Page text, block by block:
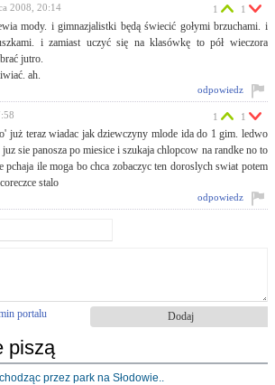
2008, 20:14
mody. i gimnazjalistki będą świecić gołymi brzuchami. i
i zamiast uczyć się na klasówkę to pół wieczora
jutro.
ah.
1 1
odpowiedz
już teraz wiadac jak dziewczyny mlode ida do 1 gim. ledwo
sie panosza po miesice i szukaja chlopcow na randke no to
pchaja ile moga bo chca zobaczyc ten doroslych swiat potem
stalo
1 1
odpowiedz
portalu
piszą
przez park na Słodowie..